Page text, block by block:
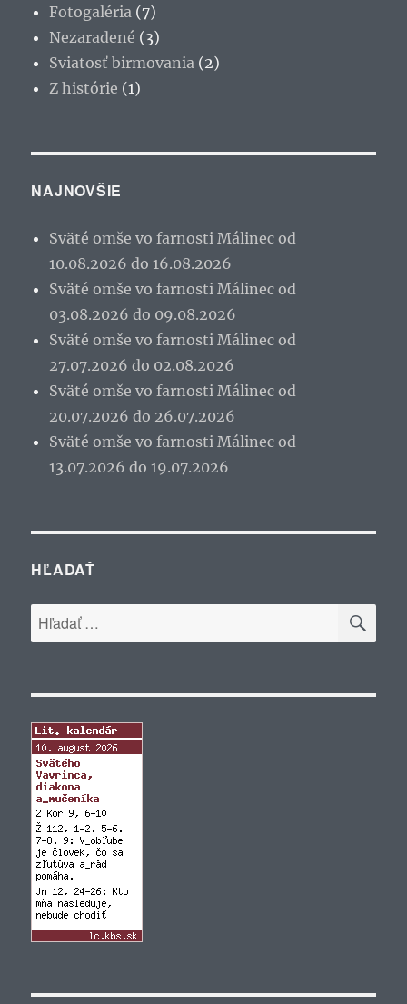
Fotogaléria (7)
Nezaradené (3)
Sviatosť birmovania (2)
Z histórie (1)
NAJNOVŠIE
Sväté omše vo farnosti Málinec od
10.08.2026 do 16.08.2026
Sväté omše vo farnosti Málinec od
03.08.2026 do 09.08.2026
Sväté omše vo farnosti Málinec od
27.07.2026 do 02.08.2026
Sväté omše vo farnosti Málinec od
20.07.2026 do 26.07.2026
Sväté omše vo farnosti Málinec od
13.07.2026 do 19.07.2026
HĽADAŤ
Hľadať: